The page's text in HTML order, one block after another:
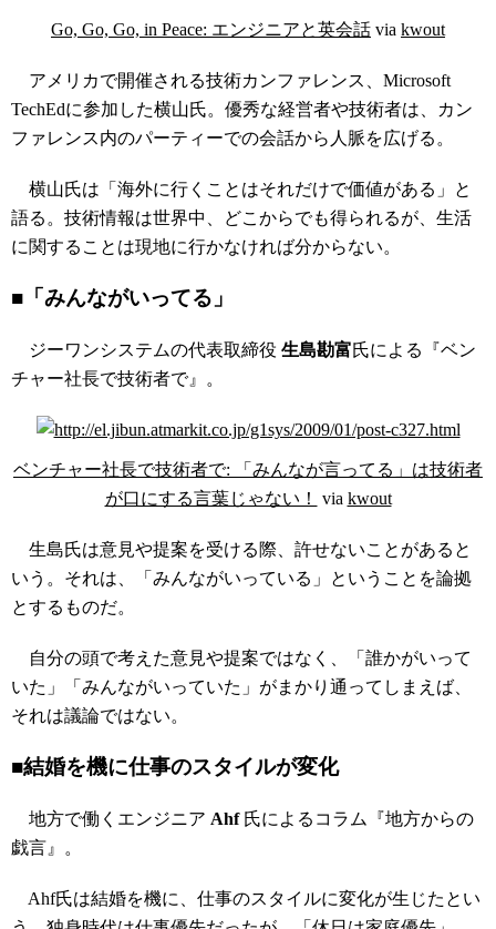
Go, Go, Go, in Peace: エンジニアと英会話 via kwout
アメリカで開催される技術カンファレンス、Microsoft
TechEdに参加した横山氏。優秀な経営者や技術者は、カン
ファレンス内のパーティーでの会話から人脈を広げる。
横山氏は「海外に行くことはそれだけで価値がある」と
語る。技術情報は世界中、どこからでも得られるが、生活
に関することは現地に行かなければ分からない。
■「みんながいってる」
ジーワンシステムの代表取締役 生島勘富氏による『ベン
チャー社長で技術者で』。
ベンチャー社長で技術者で: 「みんなが言ってる」は技術者
が口にする言葉じゃない！
via kwout
生島氏は意見や提案を受ける際、許せないことがあると
いう。それは、「みんながいっている」ということを論拠
とするものだ。
自分の頭で考えた意見や提案ではなく、「誰かがいって
いた」「みんながいっていた」がまかり通ってしまえば、
それは議論ではない。
■結婚を機に仕事のスタイルが変化
地方で働くエンジニア Ahf 氏によるコラム『地方からの
戯言』。
Ahf氏は結婚を機に、仕事のスタイルに変化が生じたとい